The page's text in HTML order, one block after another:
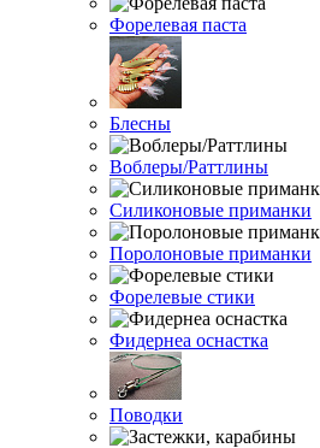
Форелевая паста
Блесны
Воблеры/Раттлины
Силиконовые приманки
Поролоновые приманки
Форелевые стики
Фидернеа оснастка
Поводки